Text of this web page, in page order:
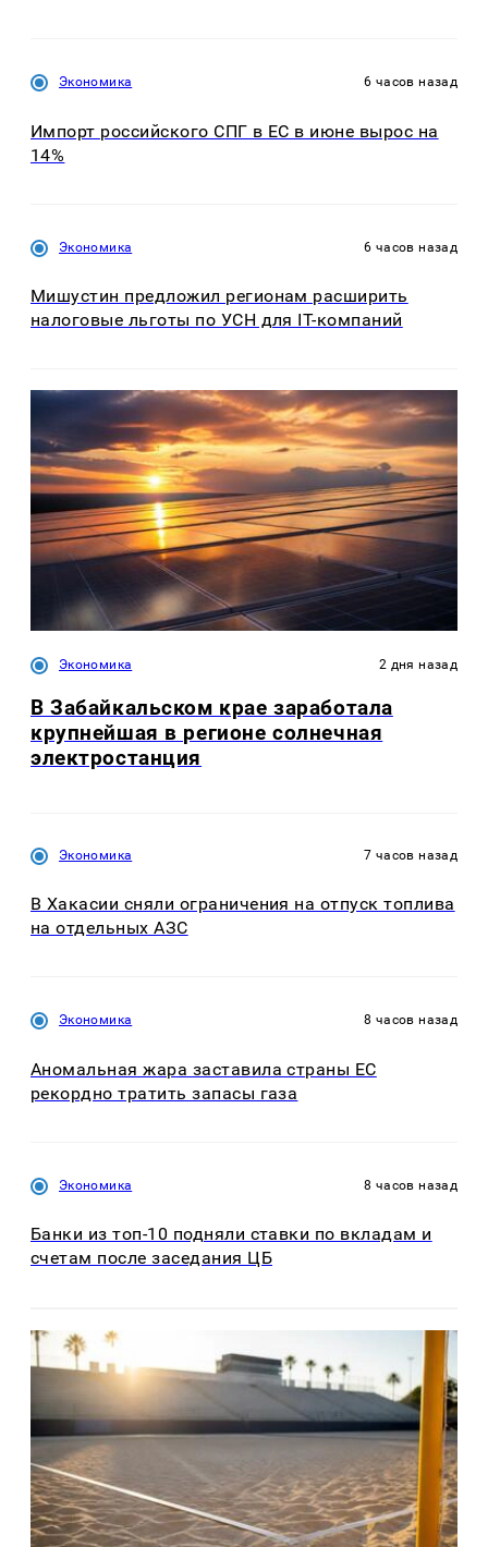
Экономика 6 часов назад
Импорт российского СПГ в ЕС в июне вырос на
14%
Экономика 6 часов назад
Мишустин предложил регионам расширить
налоговые льготы по УСН для IT-компаний
Экономика 2 дня назад
В Забайкальском крае заработала
крупнейшая в регионе солнечная
электростанция
Экономика 7 часов назад
В Хакасии сняли ограничения на отпуск топлива
на отдельных АЗС
Экономика 8 часов назад
Аномальная жара заставила страны ЕС
рекордно тратить запасы газа
Экономика 8 часов назад
Банки из топ-10 подняли ставки по вкладам и
счетам после заседания ЦБ